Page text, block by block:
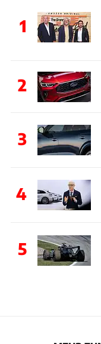
1
2
3
4
5